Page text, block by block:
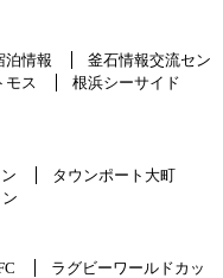
泊情報
釜石情報交流セン
モス
根浜シーサイド
タウンポート大町
ラグビーワールドカッ